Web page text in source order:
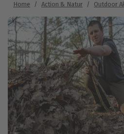
Home / Action & Natur / Outdoor